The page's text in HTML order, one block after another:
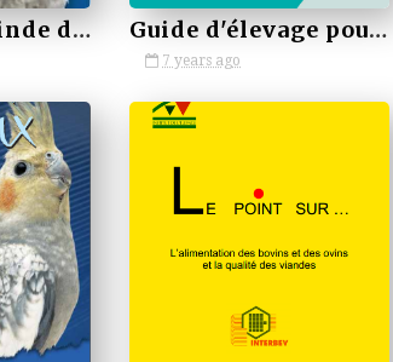
l'élevage de dinde de chair Guide d'élevage poulet de chair (hubbard)
7 years ago